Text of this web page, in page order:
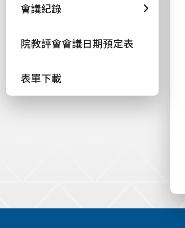
會議紀錄
院教評會會議日期預定表
表單下載